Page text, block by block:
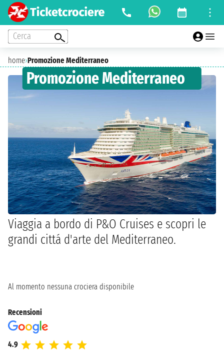
Cerca
home›Promozione Mediterraneo
Promozione Mediterraneo
Viaggia a bordo di P&O Cruises e scopri le
grandi cittá d'arte del Mediterraneo.
Al momento nessuna crociera disponibile
Recensioni
4.9